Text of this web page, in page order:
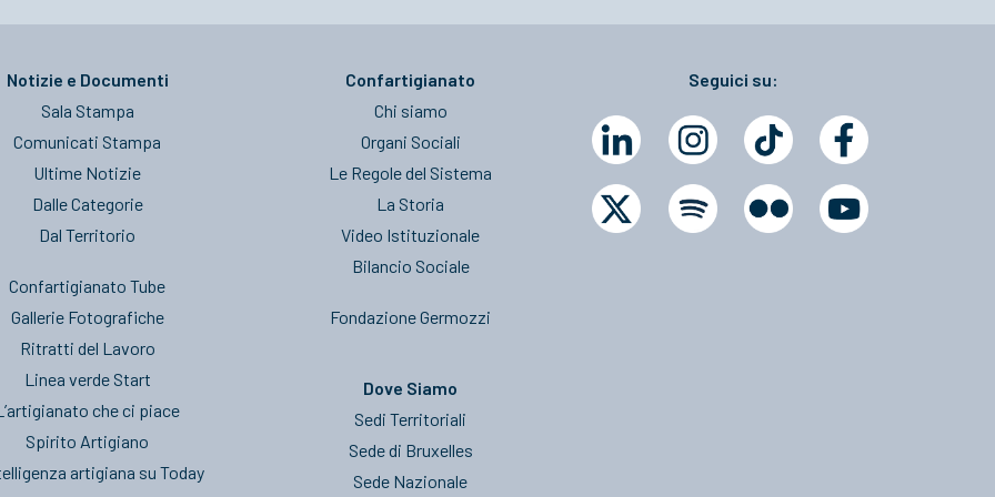
Notizie e Documenti
Sala Stampa
Comunicati Stampa
Ultime Notizie
Dalle Categorie
Dal Territorio
Confartigianato Tube
Gallerie Fotografiche
Ritratti del Lavoro
Linea verde Start
che ci piace
Spirito Artigiano
artigiana su Today
Confartigianato
Chi siamo
Organi Sociali
Le Regole del Sistema
La Storia
Video Istituzionale
Bilancio Sociale
Fondazione Germozzi
Dove Siamo
Sedi Territoriali
Sede di Bruxelles
Sede Nazionale
Seguici su: